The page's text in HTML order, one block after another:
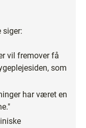
siger:
vil fremover få
som
har været en